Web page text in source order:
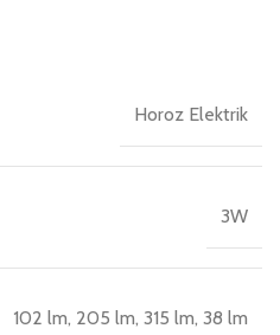
Horoz Elektrik
3W
102 lm, 205 lm, 315 lm, 38 lm